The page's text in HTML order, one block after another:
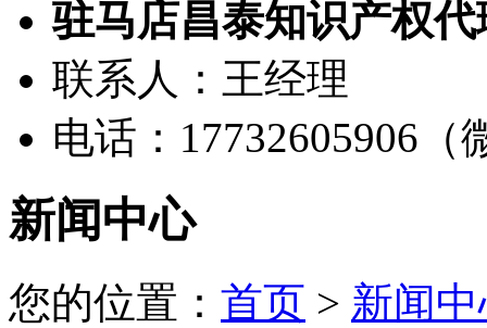
驻马店昌泰知识产权
联系人：王经理
电话：17732605906（
新闻中心
您的位置： 首页 > 新闻